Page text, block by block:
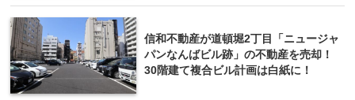
信和不動産が道頓堀2丁目「ニュージャ
パンなんばビル跡」の不動産を売却！
30階建て複合ビル計画は白紙に！